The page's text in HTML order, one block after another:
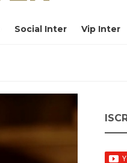
Social Inter Vip Inter